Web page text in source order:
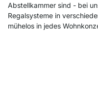
Abstellkammer sind - bei
Regalsysteme in
mühelos in jedes